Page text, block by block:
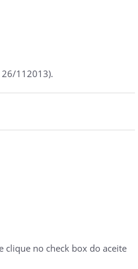
26/112013).
clique no check box do aceite